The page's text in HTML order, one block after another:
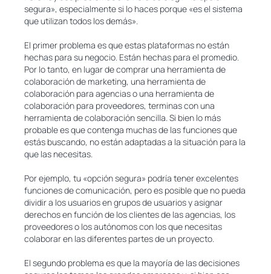
segura», especialmente si lo haces porque «es el sistema
que utilizan todos los demás».
El primer problema es que estas plataformas no están
hechas para su negocio. Están hechas para el promedio.
Por lo tanto, en lugar de comprar una herramienta de
colaboración de marketing, una herramienta de
colaboración para agencias o una herramienta de
colaboración para proveedores, terminas con una
herramienta de colaboración sencilla. Si bien lo más
probable es que contenga muchas de las funciones que
estás buscando, no están adaptadas a la situación para la
que las necesitas.
Por ejemplo, tu «opción segura» podría tener excelentes
funciones de comunicación, pero es posible que no pueda
dividir a los usuarios en grupos de usuarios y asignar
derechos en función de los clientes de las agencias, los
proveedores o los autónomos con los que necesitas
colaborar en las diferentes partes de un proyecto.
El segundo problema es que la mayoría de las decisiones